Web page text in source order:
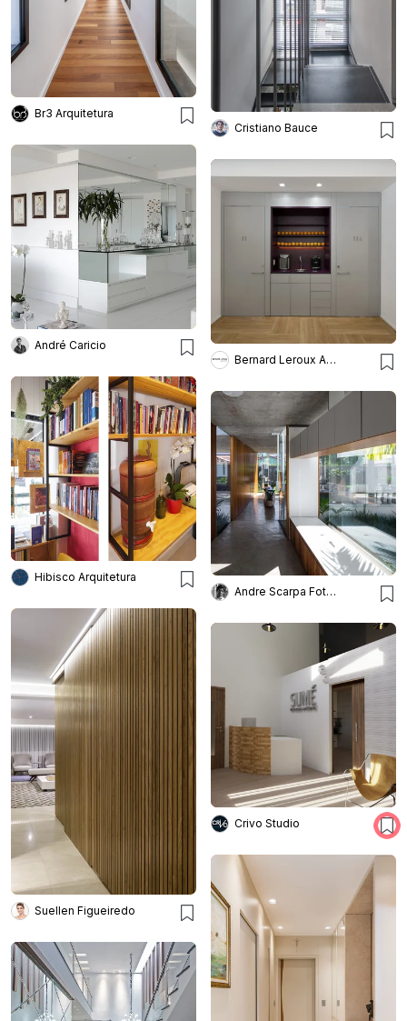
Br3 Arquitetura
Cristiano Bauce
André Caricio
Bernard Leroux Arquitetos
Hibisco Arquitetura
Andre Scarpa Fotografia
Suellen Figueiredo
Crivo Studio